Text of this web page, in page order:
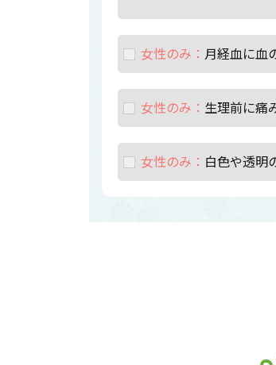
女性のみ： 月経血に血
女性のみ： 生理前に痛
女性のみ： 白色や透明